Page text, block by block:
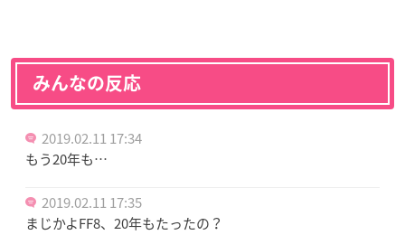
みんなの反応
2019.02.11 17:34
もう20年も…
2019.02.11 17:35
まじかよFF8、20年もたったの？